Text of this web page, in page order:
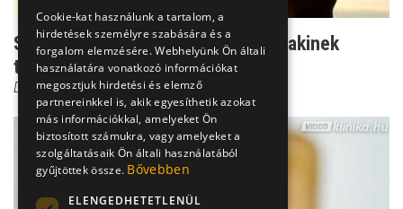
Szexuális iránytű: Mit jelent, ha valakinek
transzszexuális ...
Dr. Erős Erika
Cookie-kat használunk a tartalom, a
hirdetések személyre szabására és a
forgalom elemzésére. Webhelyünk Ön általi
használatára vonatkozó információkat
megosztjuk hirdetési és elemző
partnereinkkel is, akik egyesíthetik azokat
más információkkal, amelyeket Ön
biztosított számukra, vagy amelyeket a
szolgáltatásaik Ön általi használatából
gyűjtöttek össze. Bővebben
ELENGEDHETETLENÜL